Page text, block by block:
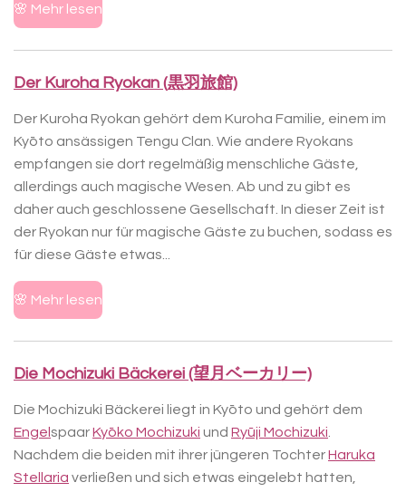
🌸 Mehr lesen
Der Kuroha Ryokan (黒羽旅館)
Der Kuroha Ryokan gehört dem Kuroha Familie, einem im
Kyōto ansässigen Tengu Clan. Wie andere Ryokans
empfangen sie dort regelmäßig menschliche Gäste,
allerdings auch magische Wesen. Ab und zu gibt es
daher auch geschlossene Gesellschaft. In dieser Zeit ist
der Ryokan nur für magische Gäste zu buchen, sodass es
für diese Gäste etwas...
🌸 Mehr lesen
Die Mochizuki Bäckerei (望月ベーカリー)
Die Mochizuki Bäckerei liegt in Kyōto und gehört dem
Engel spaarKyōko Mochizuki und Ryūji Mochizuki
Nachdem die beiden mit ihrer jüngeren TochterHaruka
Stellaria verließen und sich etwas eingelebt hatten,